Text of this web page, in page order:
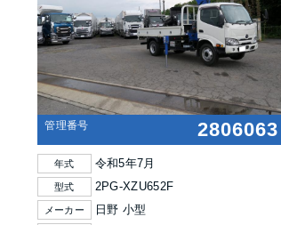
管理番号 2806063
年式 令和5年7月
型式 2PG-XZU652F
メーカー 日野 小型